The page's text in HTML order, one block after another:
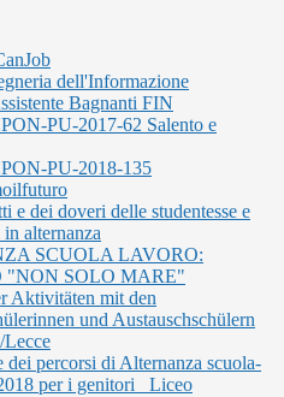
dell'Informazione
Bagnanti FIN
PU-2017-62 Salento e
PU-2018-135
e dei doveri delle studentesse e
alternanza
SCUOLA LAVORO:
"NON SOLO MARE"
Aktivitäten mit den
und Austauschschülern
Lecce
dei percorsi di Alternanza scuola-
per i genitori_ Liceo